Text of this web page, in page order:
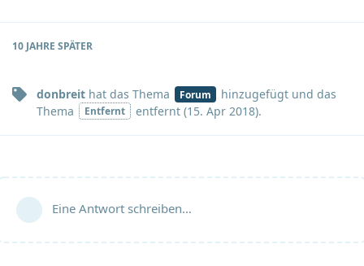
10 JAHRE SPÄTER
donbreit hat das Thema Forum hinzugefügt und das
Thema
Entfernt entfernt (15. Apr 2018).
Eine Antwort schreiben…